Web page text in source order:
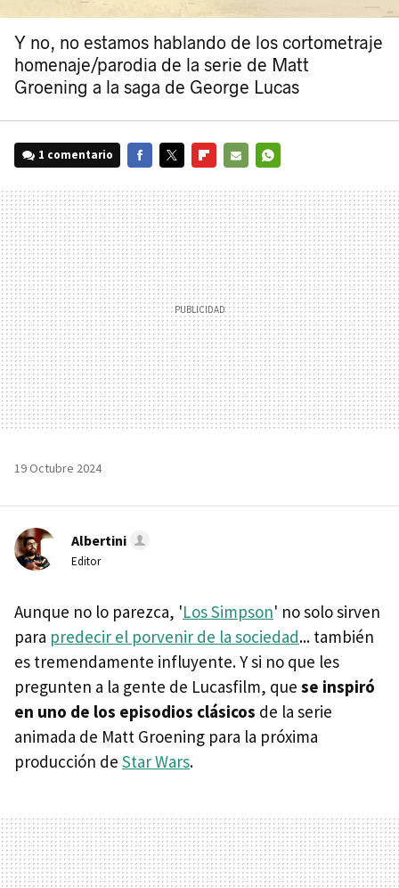
Y no, no estamos hablando de los cortometraje
homenaje/parodia de la serie de Matt
Groening a la saga de George Lucas
1 comentario
MAIL
19 Octubre 2024
Albertini
Editor
Aunque no lo parezca, 'Los Simpson' no solo sirven
para predecir el porvenir de la sociedad... también
es tremendamente influyente. Y si no que les
pregunten a la gente de Lucasfilm, que se inspiró
en uno de los episodios clásicos de la serie
animada de Matt Groening para la próxima
producción de Star Wars.